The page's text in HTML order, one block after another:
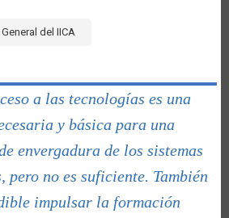
del IICA
a las tecnologías es una
y básica para una
envergadura de los sistemas
no es suficiente. También
impulsar la formación